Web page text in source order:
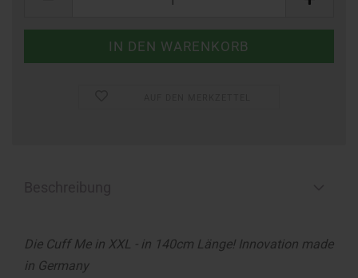
Die Cuff Me in XXL - in 140cm Länge! Innovation made
in Germany